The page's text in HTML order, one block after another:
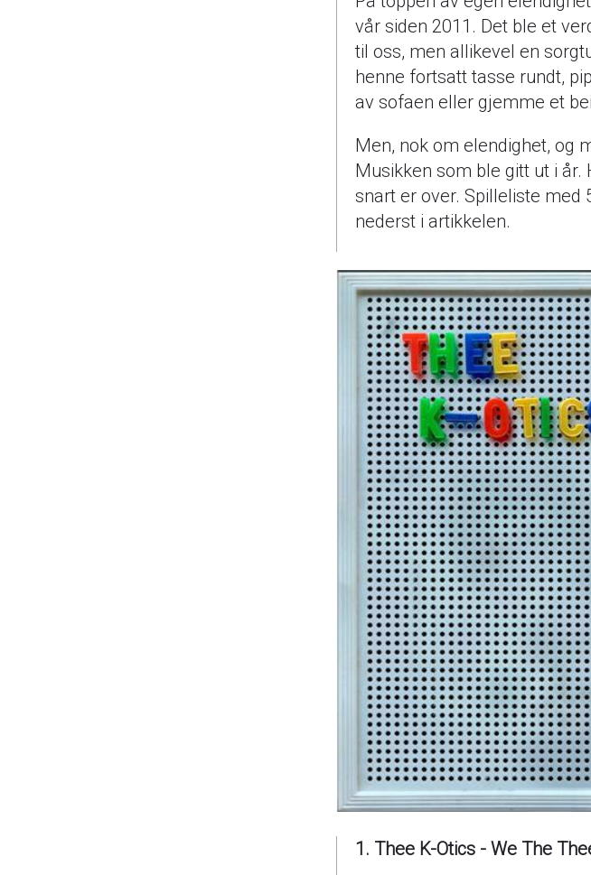
vår siden 2011. Det ble et
til oss, men allikevel en
henne fortsatt tasse rundt,
av sofaen eller gjemme et
Men, nok om elendighet, og
Musikken som ble gitt ut i
snart er over. Spilleliste med
nederst i artikkelen.
1. Thee K-Otics - We The